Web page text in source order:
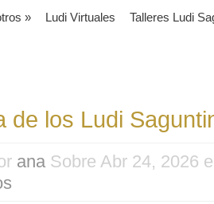
» Ludi Virtuales
Talleres Ludi
de los Ludi
ana Sobre Abr 24, 2026